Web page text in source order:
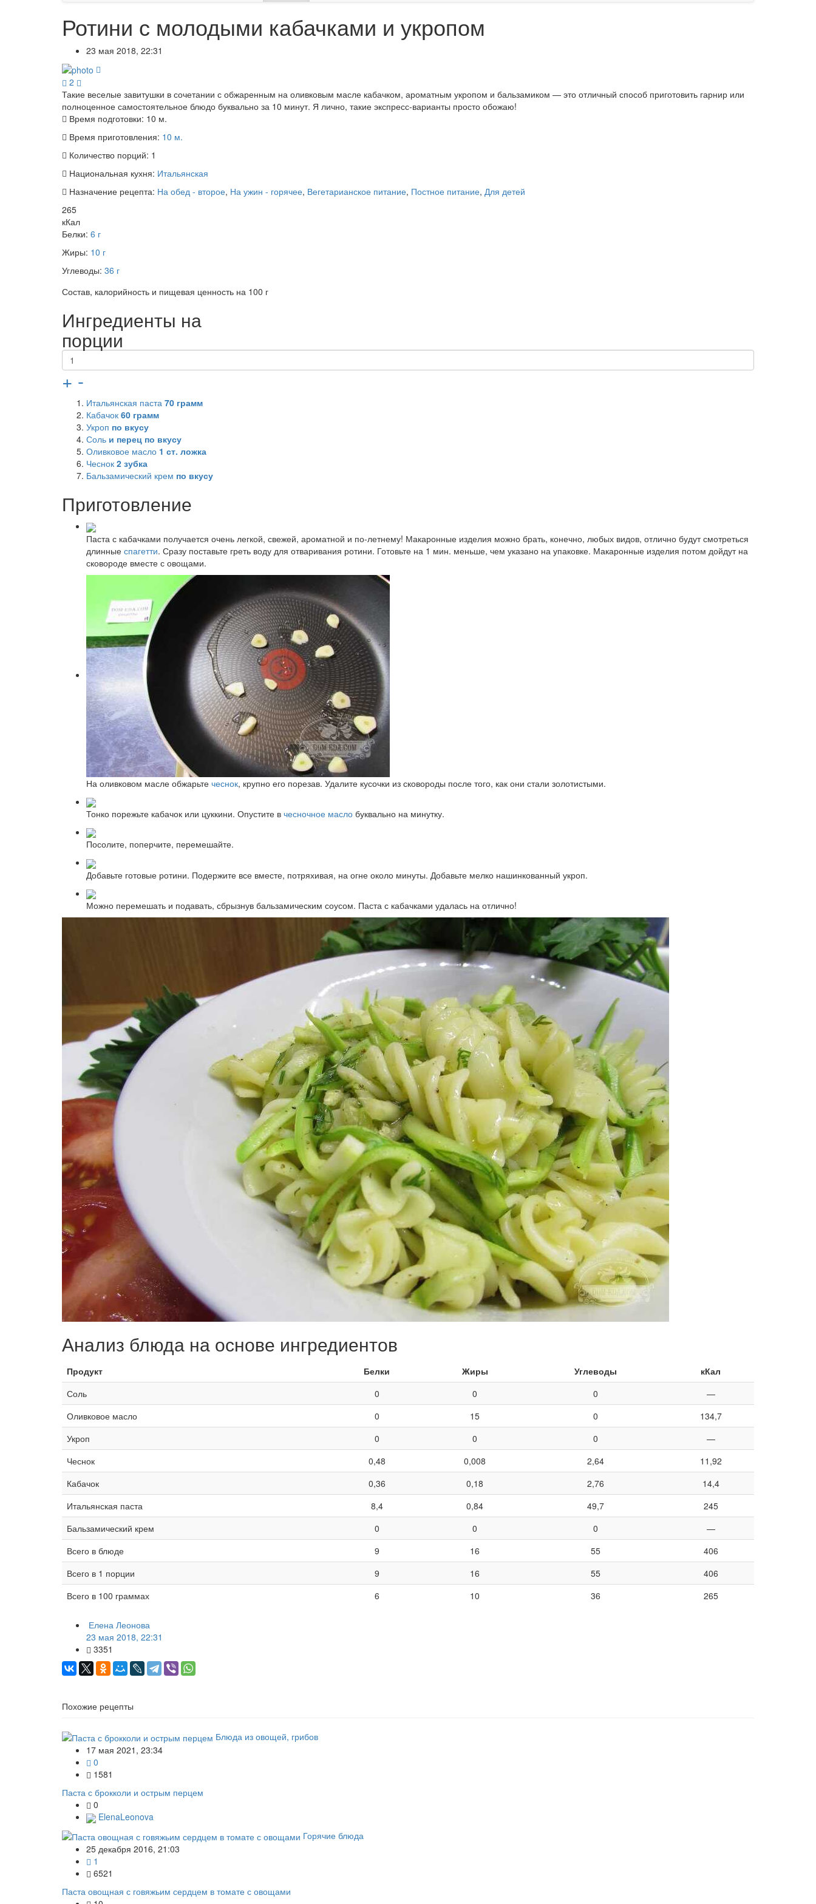
Ротини с молодыми кабачками и укропом
23 мая 2018, 22:31
2
Такие веселые завитушки в сочетании с обжаренным на оливковым масле кабачком, ароматным укропом и бальзамиком — это отличный способ приготовить гарнир или
полноценное самостоятельное блюдо буквально за 10 минут. Я лично, такие экспресс-варианты просто обожаю!
Время подготовки: 10 м.
Время приготовления: 10 м.
Количество порций: 1
Национальная кухня: Итальянская
Назначение рецепта: На обед - второе, На ужин - горячее, Вегетарианское питание, Постное питание, Для детей
265
кКал
Белки: 6 г
Жиры: 10 г
Углеводы: 36 г
Состав, калорийность и пищевая ценность на 100 г
Ингредиенты на
порции
+ -
Итальянская паста 70 грамм
Кабачок 60 грамм
Укроп по вкусу
Соль и перец по вкусу
Оливковое масло 1 ст. ложка
Чеснок 2 зубка
Бальзамический крем по вкусу
Приготовление
Паста с кабачками получается очень легкой, свежей, ароматной и по-летнему! Макаронные изделия можно брать, конечно, любых видов, отлично будут смотреться
длинные спагетти. Сразу поставьте греть воду для отваривания ротини. Готовьте на 1 мин. меньше, чем указано на упаковке. Макаронные изделия потом дойдут на
сковороде вместе с овощами.
На оливковом масле обжарьте чеснок, крупно его порезав. Удалите кусочки из сковороды после того, как они стали золотистыми.
Тонко порежьте кабачок или цуккини. Опустите в чесночное масло буквально на минутку.
Посолите, поперчите, перемешайте.
Добавьте готовые ротини. Подержите все вместе, потряхивая, на огне около минуты. Добавьте мелко нашинкованный укроп.
Можно перемешать и подавать, сбрызнув бальзамическим соусом. Паста с кабачками удалась на отлично!
Анализ блюда на основе ингредиентов
Продукт Белки Жиры Углеводы
кКал
Соль
0 0 0
—
Оливковое масло
0 15 0
134,7
Укроп
0 0 0
—
Чеснок
0,48 0,008 2,64
11,92
Кабачок
0,36 0,18 2,76
14,4
Итальянская паста
8,4 0,84 49,7
245
Бальзамический крем
0 0 0
—
Всего в блюде
9 16 55
406
Всего в 1 порции
9 16 55
406
Всего в 100 граммах
6 10 36 265
Елена Леонова
23 мая 2018, 22:31
3351
Похожие рецепты
Блюда из овощей, грибов
17 мая 2021, 23:34
0
1581
Паста с брокколи и острым перцем
0
ElenaLeonova
Горячие блюда
25 декабря 2016, 21:03
1
6521
Паста овощная с говяжьим сердцем в томате с овощами